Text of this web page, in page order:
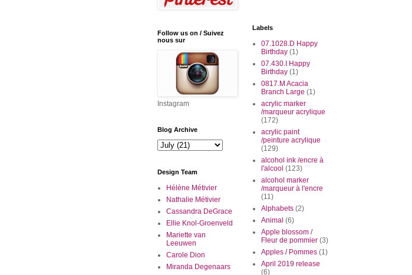
Follow us on / Suivez
nous sur
Instagram
Blog Archive
Design Team
Hélène Métivier
Nathalie Métivier
Cassandra DeGrace
Ellie Knol-Groenveld
Mariette van
Leeuwen
Carole Dion
Miranda Degenaars
Labels
07.1028.D Happy
Birthday (1)
07.430.I Happy
Birthday (1)
0817.M Acacia
Branch Large (1)
acrylic marker
/marqueur acrylique
(172)
acrylic paint
/peinture acrylique
(129)
alcohol ink /encre à
l'alcool (123)
alcohol marker
/marqueur à l'encre
(11)
Alphabets (2)
Animal (6)
Apple blossom /
Fleur de pommier (3)
Apples / Pommes (1)
April 2019 release
(6)